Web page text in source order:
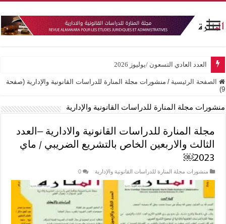
العدد العادي التسعون /يوليوز 2026
الصفحة الرئيسية / منشورات مجلة المنارة للدراسات القانونية والإدارية (صفحة
9)
منشورات مجلة المنارة للدراسات القانونية والإدارية
مجلة المنارة للدراسات القانونية والادارية –العدد
الثالث والاربعين الخاص بالتشريع الضريبي / ماي
2023￼
منشورات مجلة المنارة للدراسات القانونية والإدارية 0